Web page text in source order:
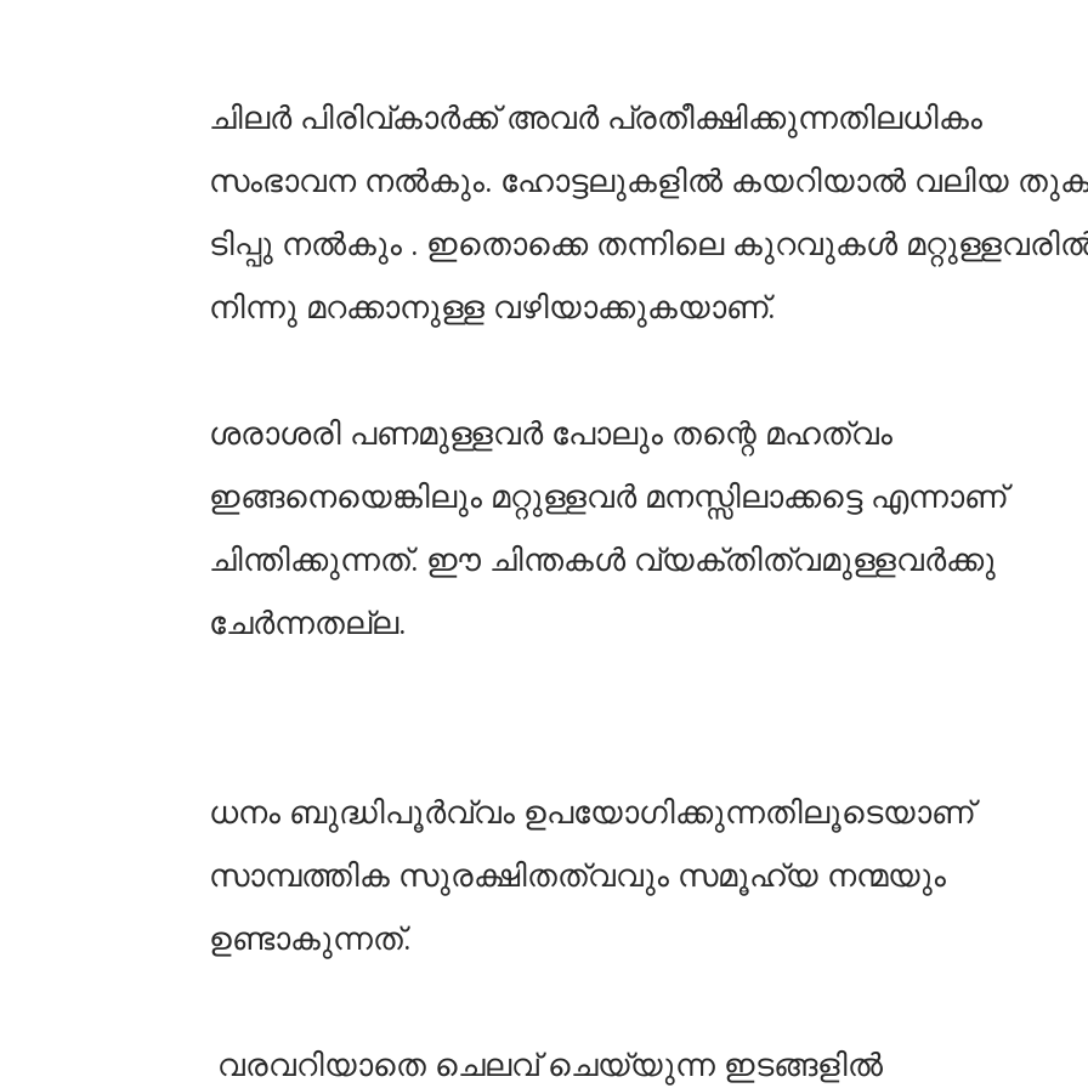
ചിലർ പിരിവ്കാർക്ക് അവർ പ്രതീക്ഷിക്കുന്നതിലധികം
സംഭാവന നൽകും. ഹോട്ടലുകളിൽ കയറിയാൽ വലിയ
ടിപ്പു നൽകും . ഇതൊക്കെ തന്നിലെ കുറവുകൾ
നിന്നു മറക്കാനുള്ള വഴിയാക്കുകയാണ്.
ശരാശരി പണമുള്ളവർ പോലും തന്റെ മഹത്വം
ഇങ്ങനെയെങ്കിലും മറ്റുള്ളവർ മനസ്സിലാക്കട്ടെ എന്നാണ്
ചിന്തിക്കുന്നത്. ഈ ചിന്തകൾ വ്യക്തിത്വമുള്ളവർക്കു
ചേർന്നതല്ല.
ധനം ബുദ്ധിപൂർവ്വം ഉപയോഗിക്കുന്നതിലൂടെയാണ്
സാമ്പത്തിക സുരക്ഷിതത്വവും സമൂഹ്യ നന്മയും
ഉണ്ടാകുന്നത്.
വരവറിയാതെ ചെലവ് ചെയ്യുന്ന ഇടങ്ങളിൽ